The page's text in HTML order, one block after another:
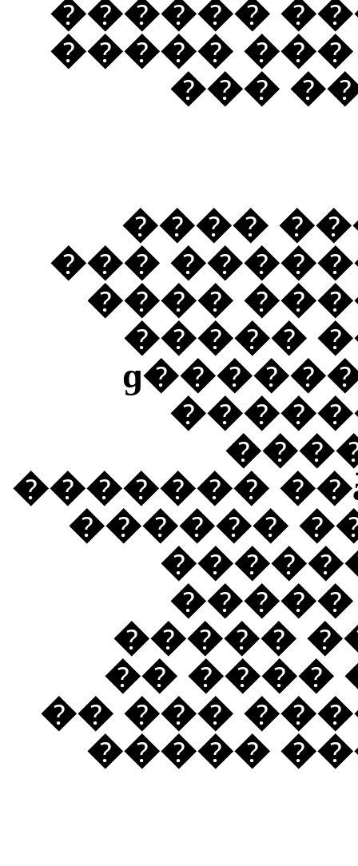
����� ��
������
�����
����
���
�����
�������� ���������ɡ
�������
������
������ɡ
��� ���
����� ���
����